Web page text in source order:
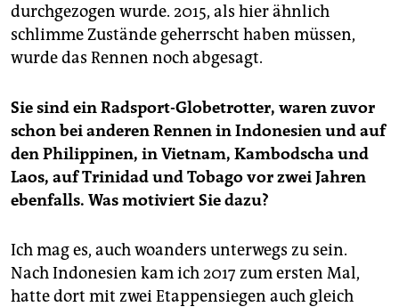
durchgezogen wurde. 2015, als hier ähnlich
schlimme Zustände geherrscht haben müssen,
wurde das Rennen noch abgesagt.
Sie sind ein Radsport-Globetrotter, waren zuvor
schon bei anderen Rennen in Indonesien und auf
den Philippinen, in Vietnam, Kambodscha und
Laos, auf Trinidad und Tobago vor zwei Jahren
ebenfalls. Was motiviert Sie dazu?
Ich mag es, auch woanders unterwegs zu sein.
Nach Indonesien kam ich 2017 zum ersten Mal,
hatte dort mit zwei Etappensiegen auch gleich